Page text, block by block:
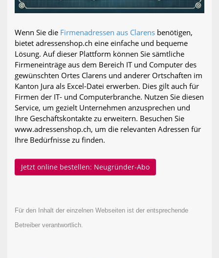
Wenn Sie die Firmenadressen aus Clarens benötigen,
bietet adressenshop.ch eine einfache und bequeme
Lösung. Auf dieser Plattform können Sie sämtliche
Firmeneinträge aus dem Bereich IT und Computer des
gewünschten Ortes Clarens und anderer Ortschaften im
Kanton Jura als Excel-Datei erwerben. Dies gilt auch für
Firmen der IT- und Computerbranche. Nutzen Sie diesen
Service, um gezielt Unternehmen anzusprechen und
Ihre Geschäftskontakte zu erweitern. Besuchen Sie
www.adressenshop.ch, um die relevanten Adressen für
Ihre Bedürfnisse zu finden.
Jetzt online bestellen: Neugründer-Abo
Für den Inhalt der einzelnen Webseiten ist der entsprechende
Betreiber verantwortlich.